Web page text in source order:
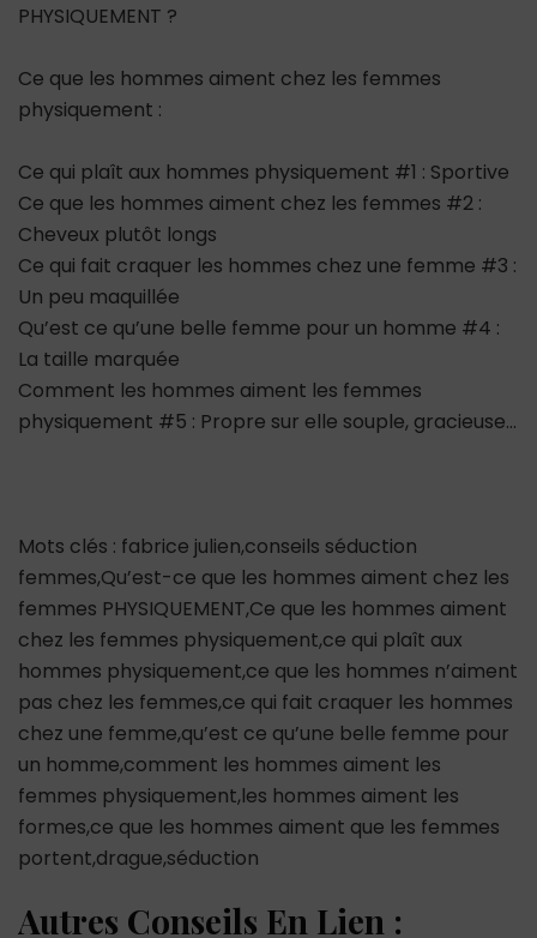
PHYSIQUEMENT ?
Ce que les hommes aiment chez les femmes
physiquement :
Ce qui plaît aux hommes physiquement #1 : Sportive
Ce que les hommes aiment chez les femmes #2 :
Cheveux plutôt longs
Ce qui fait craquer les hommes chez une femme #3 :
Un peu maquillée
Qu’est ce qu’une belle femme pour un homme #4 :
La taille marquée
Comment les hommes aiment les femmes
physiquement #5 : Propre sur elle souple, gracieuse…
Mots clés : fabrice julien,conseils séduction
femmes,Qu’est-ce que les hommes aiment chez les
femmes PHYSIQUEMENT,Ce que les hommes aiment
chez les femmes physiquement,ce qui plaît aux
hommes physiquement,ce que les hommes n’aiment
pas chez les femmes,ce qui fait craquer les hommes
chez une femme,qu’est ce qu’une belle femme pour
un homme,comment les hommes aiment les
femmes physiquement,les hommes aiment les
formes,ce que les hommes aiment que les femmes
portent,drague,séduction
Autres Conseils En Lien :